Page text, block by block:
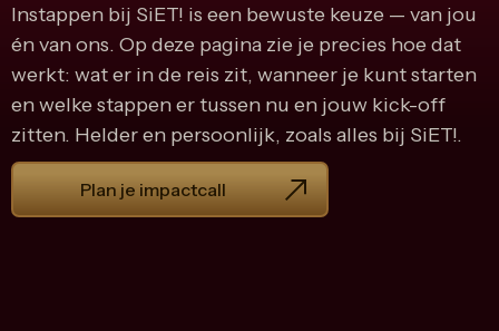
Instappen bij SiET! is een bewuste keuze — van jou
én van ons. Op deze pagina zie je precies hoe dat
werkt: wat er in de reis zit, wanneer je kunt starten
en welke stappen er tussen nu en jouw kick-off
zitten. Helder en persoonlijk, zoals alles bij SiET!.
Plan je impactcall